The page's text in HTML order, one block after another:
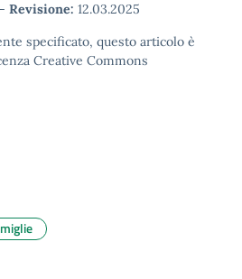
- Revisione: 12.03.2025
specificato, questo articolo è
Creative Commons